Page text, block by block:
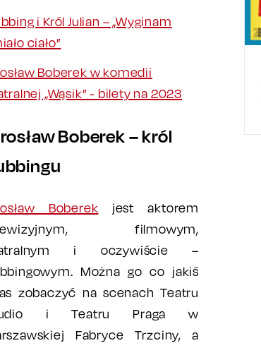
i Król Julian – „Wyginam
ciało”
Boberek w komedii
„Wąsik” - bilety na 2023
Boberek – król
Boberek jest aktorem
filmowym,
i oczywiście –
Można go co jakiś
zobaczyć na scenach Teatru
i Teatru Praga w
Fabryce Trzciny, a